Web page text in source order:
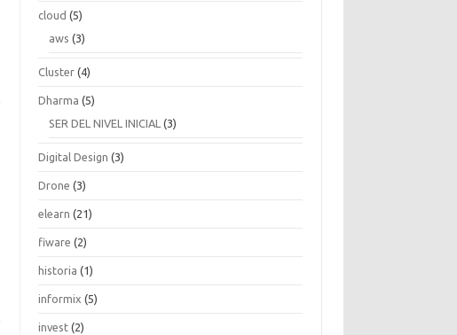
cloud (5)
aws (3)
Cluster (4)
Dharma (5)
SER DEL NIVEL INICIAL (3)
Digital Design (3)
Drone (3)
elearn (21)
fiware (2)
historia (1)
informix (5)
invest (2)